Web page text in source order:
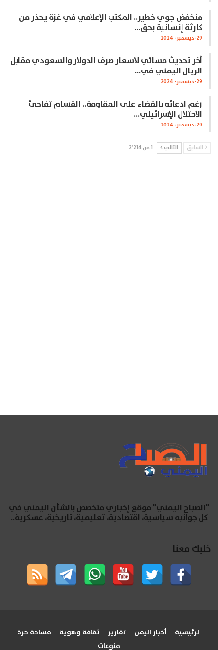
منخفض جوي خطير.. المكتب الإعلامي في غزة يحذر من
كارثة إنسانية بحق…
29-ديسمبر- 2024
آخر تحديث مسائي لأسعار صرف الدولار والسعودي مقابل
الريال اليمني في…
29-ديسمبر- 2024
رغم ادعائه بالقضاء على المقاومة.. القسام تفاجئ
الاحتلال الإسرائيلي…
29-ديسمبر- 2024
السابق التالي 1 من 2٬214
"الصباح اليمني" موقع إخباري متخصص بالشأن اليمني في
كل جوانبه سياسية، اقتصادية، تعليمية، تاريخية، عسكرية..
خليك معنا
الرئيسية أخبار اليمن تقارير ثقافة وهوية
مساحة حرة
منوعات